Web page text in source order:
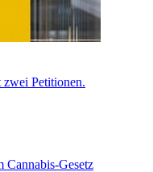
zwei Petitionen.
Cannabis-Gesetz